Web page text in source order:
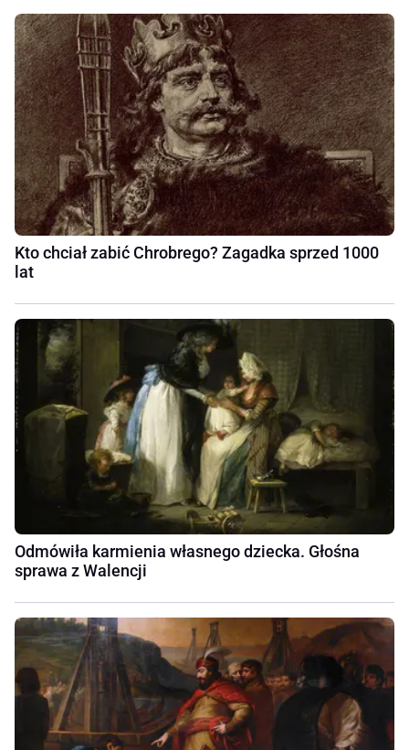
Kto chciał zabić Chrobrego? Zagadka sprzed 1000
lat
Odmówiła karmienia własnego dziecka. Głośna
sprawa z Walencji